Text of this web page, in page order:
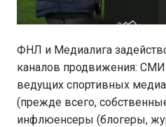
ФНЛ и Медиалига
каналов продвижения:
ведущих спортивных
(прежде всего,
инфлюенсеры (блогеры,